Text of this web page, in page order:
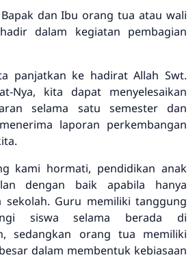
dan Ibu orang tua atau wali
dalam kegiatan pembagian
panjatkan ke hadirat Allah Swt.
Nya, kita dapat menyelesaikan
selama satu semester dan
laporan perkembangan
kami hormati, pendidikan anak
dengan baik apabila hanya
sekolah. Guru memiliki tanggung
siswa selama berada di
sedangkan orang tua memiliki
dalam membentuk kebiasaan